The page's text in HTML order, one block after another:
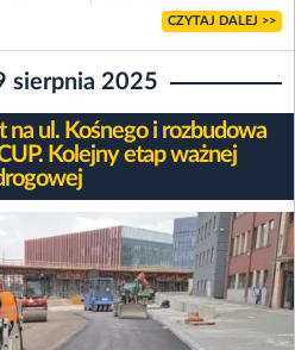
CZYTAJ DALEJ >>
sierpnia 2025
na ul. Kośnego i rozbudowa
Kolejny etap ważnej